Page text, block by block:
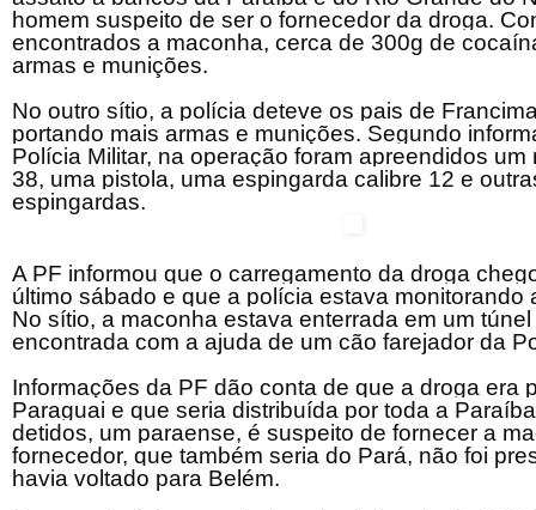
homem suspeito de ser o fornecedor da droga.
encontrados a maconha, cerca de 300g de
armas e munições.
No outro sítio, a polícia deteve os pais de
portando mais armas e munições. Segundo
Polícia Militar, na operação foram apreendidos um
38, uma pistola, uma espingarda calibre 12 e
espingardas.
A PF informou que o carregamento da droga
último sábado e que a polícia estava monitorando
No sítio, a maconha estava enterrada em um túnel
encontrada com a ajuda de um cão farejador da
Informações da PF dão conta de que a droga era
Paraguai e que seria distribuída por toda a
detidos, um paraense, é suspeito de fornecer a
fornecedor, que também seria do Pará, não foi
havia voltado para Belém.